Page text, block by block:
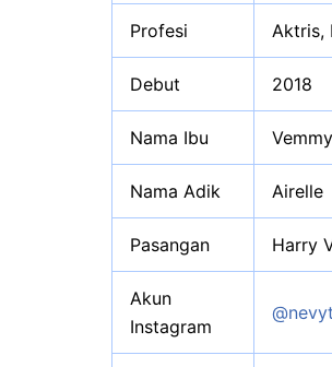
Profesi Aktris,
Debut 2018
Nama Ibu
Nama Adik Airelle
Pasangan Harry
Akun
Instagram